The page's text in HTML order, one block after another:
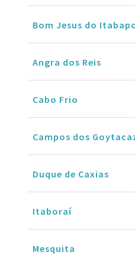
Bom Jesus do
Angra dos Reis
Cabo Frio
Campos dos
Duque de Caxias
Itaboraí
Mesquita